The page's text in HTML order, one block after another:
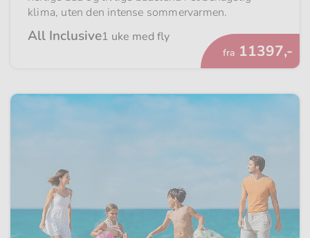
klima, uten den intense sommervarmen.
All Inclusive1 uke med fly
fra Fra
11397,-